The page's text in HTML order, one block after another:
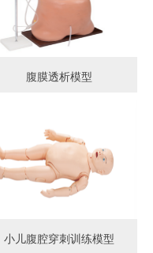
腹膜透析模型
小儿腹腔穿刺训练模型